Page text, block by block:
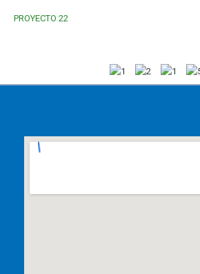
PROYECTO 22